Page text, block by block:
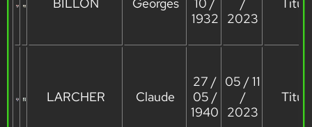
1932
2023
LARCHER Claude
27 /
05 /
1940
05 / 11
/
2023